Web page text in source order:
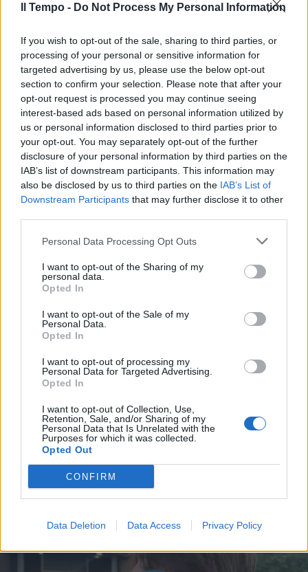
Il Tempo - Do Not Process My Personal Information
If you wish to opt-out of the sale, sharing to third parties, or
processing of your personal or sensitive information for
targeted advertising by us, please use the below opt-out
section to confirm your selection. Please note that after your
opt-out request is processed you may continue seeing
interest-based ads based on personal information utilized by
us or personal information disclosed to third parties prior to
your opt-out. You may separately opt-out of the further
disclosure of your personal information by third parties on the
IAB’s list of downstream participants. This information may
also be disclosed by us to third parties on the IAB’s List of
Downstream Participants that may further disclose it to other
Personal Data Processing Opt Outs
I want to opt-out of the Sharing of my
personal data.
Opted In
I want to opt-out of the Sale of my
Personal Data.
Opted In
I want to opt-out of processing my
Personal Data for Targeted Advertising.
Opted In
I want to opt-out of Collection, Use,
Retention, Sale, and/or Sharing of my
Personal Data that Is Unrelated with the
Purposes for which it was collected.
Opted Out
CONFIRM
Data Deletion Data Access Privacy Policy